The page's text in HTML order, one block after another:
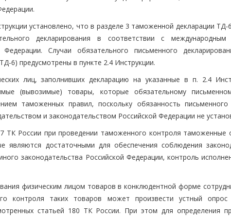
установлено, что в разделе 3 таможенной декларации ТД-
декларирования в соответствии с международным
Федерации. Случаи обязательного письменного
6) предусмотрены в пункте 2.4 Инструкции.
лиц, заполнивших декларацию на указанные в п. 2.4
(вывозимые) товары, которые обязательному
таможенных правил, поскольку обязанность письменного
и законодательством Российской Федерации не
ТК России при проведении таможенного контроля таможенные
достаточными для обеспечения соблюдения
законодательства Российской Федерации, контроль
физическим лицом товаров в конклюдентной форме
контроля таких товаров может произвести устный
статьей 180 ТК России. При этом для определения